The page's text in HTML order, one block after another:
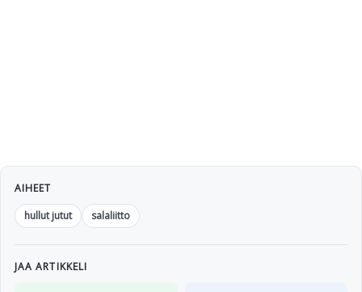
AIHEET
hullut jutut
salaliitto
JAA ARTIKKELI